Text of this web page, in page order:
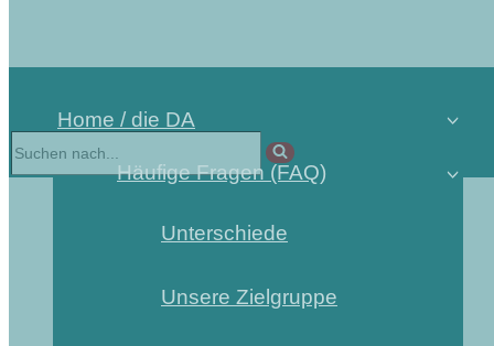
Home / die DA
Häufige Fragen (FAQ)
Unterschiede
Unsere Zielgruppe